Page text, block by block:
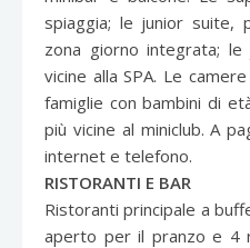
spiaggia; le junior suite,
zona giorno integrata;
vicine alla SPA. Le
famiglie con bambini di
più vicine al miniclub. A
internet e telefono.
RISTORANTI E BAR
Ristoranti principale a
aperto per il pranzo e 4